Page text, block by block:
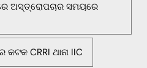
ଅସ୍ତ୍ରୋପଚାର ସମୟରେ
କଟକ CRRI ଥାନା IIC